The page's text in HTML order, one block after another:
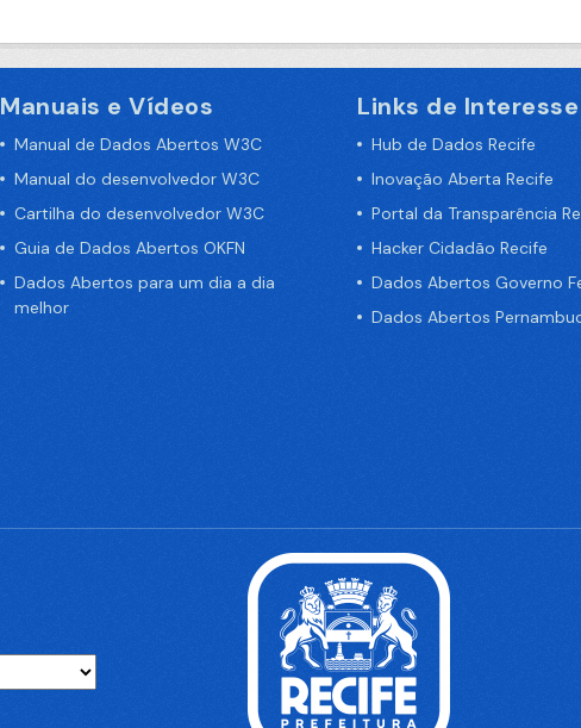
Manuais e Vídeos
Manual de Dados Abertos W3C
Manual do desenvolvedor W3C
Cartilha do desenvolvedor W3C
Guia de Dados Abertos OKFN
Dados Abertos para um dia a dia
melhor
Links de Interesse
Hub de Dados Recife
Inovação Aberta Recife
Portal da Transparência
Hacker Cidadão Recife
Dados Abertos Governo
Dados Abertos